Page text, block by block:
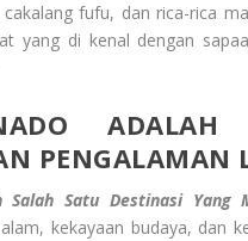
fufu, dan rica-rica
yang di kenal dengan
ADALAH
PENGALAMAN
Satu Destinasi Yang
kekayaan budaya, dan